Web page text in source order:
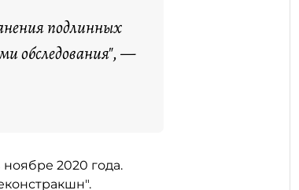
подлинных
обследования", —
2020 года.